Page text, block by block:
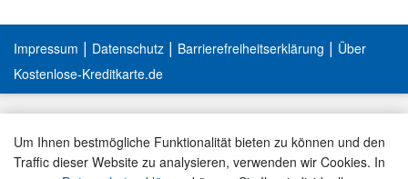
Um Ihnen bestmögliche Funktionalität bieten zu können und den
Traffic dieser Website zu analysieren, verwenden wir Cookies. In
Impressum | Datenschutz | Barrierefreiheitserklärung | Über
Kostenlose-Kreditkarte.de